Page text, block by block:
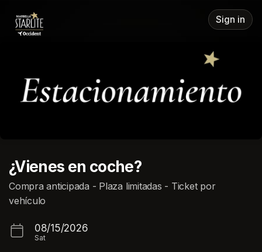
Sign in
¿Vienes en coche?
Compra anticipada - Plaza limitadas - Ticket por
vehículo
08/15/2026
Sat